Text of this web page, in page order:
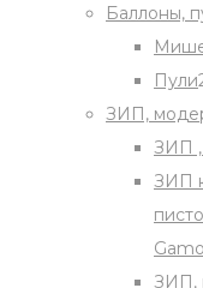
Баллоны,
Пули
ЗИП,
ЗИП ,
ЗИП
ЗИП,